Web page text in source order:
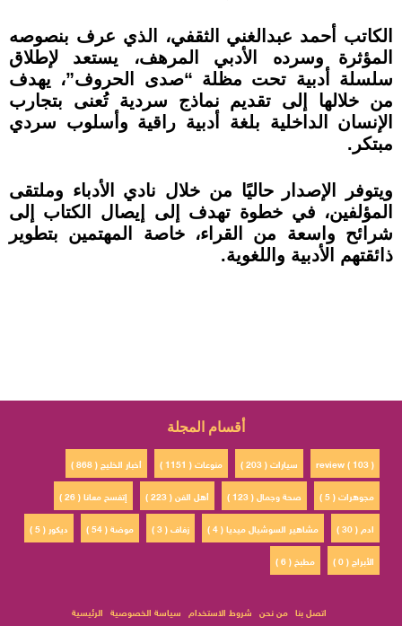
الكاتب أحمد عبدالغني الثقفي، الذي عرف بنصوصه
المؤثرة وسرده الأدبي المرهف، يستعد لإطلاق
سلسلة أدبية تحت مظلة “صدى الحروف”، يهدف
من خلالها إلى تقديم نماذج سردية تُعنى بتجارب
الإنسان الداخلية بلغة أدبية راقية وأسلوب سردي
مبتكر.
ويتوفر الإصدار حاليًا من خلال نادي الأدباء وملتقى
المؤلفين، في خطوة تهدف إلى إيصال الكتاب إلى
شرائح واسعة من القراء، خاصة المهتمين بتطوير
ذائقتهم الأدبية واللغوية.
أقسام المجلة
أخبار الخليج ( 868 ) منوعات ( 1151 ) سيارات ( 203 )
review ( 103 )
إتفسح معانا ( 26 )
أهل الفن ( 223 ) صحة وجمال ( 123 )
مجوهرات ( 5 )
ديكور ( 5 )
موضة ( 54 ) زفاف ( 3 ) مشاهير السوشيال ميديا ( 4 )
ادم ( 30 )
مطبخ ( 6 )
الأبراج ( 0 )
الرئيسية سياسة الخصوصية شروط الاستخدام من نحن اتصل بنا